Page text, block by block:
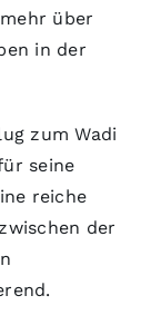
über
in der
zum Wadi
seine
reiche
der